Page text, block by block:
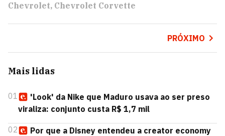
Chevrolet Chevrolet Corvette
PRÓXIMO
Mais lidas
01
'Look' da Nike que Maduro usava ao ser preso
viraliza: conjunto custa R$ 1,7 mil
02
Por que a Disney entendeu a creator economy